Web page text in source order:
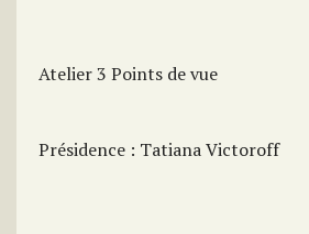
Atelier 3 Points de vue
Présidence : Tatiana Victoroff